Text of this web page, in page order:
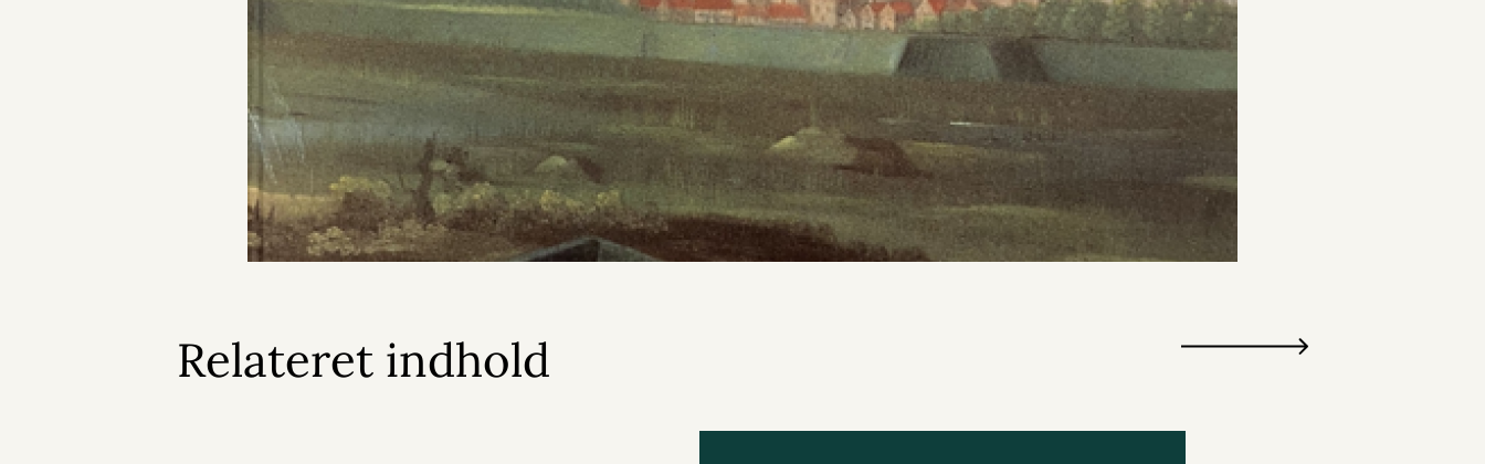
Relateret indhold